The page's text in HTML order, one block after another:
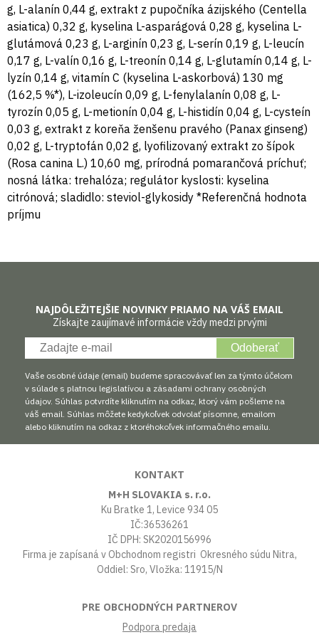
g, L-alanín 0,44 g, extrakt z pupočníka ázijského (Centella
asiatica) 0,32 g, kyselina L-asparágová 0,28 g, kyselina L-
glutámová 0,23 g, L-arginín 0,23 g, L-serín 0,19 g, L-leucín
0,17 g, L-valín 0,16 g, L-treonín 0,14 g, L-glutamín 0,14 g, L-
lyzín 0,14 g, vitamín C (kyselina L-askorbová) 130 mg
(162,5 %*), L-izoleucín 0,09 g, L-fenylalanín 0,08 g, L-
tyrozín 0,05 g, L-metionín 0,04 g, L-histidín 0,04 g, L-cysteín
0,03 g, extrakt z koreňa ženšenu pravého (Panax ginseng)
0,02 g, L-tryptofán 0,02 g, lyofilizovaný extrakt zo šípok
(Rosa canina L.) 10,60 mg, prírodná pomarančová príchuť;
nosná látka: trehalóza; regulátor kyslosti: kyselina
citrónová; sladidlo: steviol-glykosidy *Referenčná hodnota
príjmu
NAJDÔLEŽITEJŠIE NOVINKY PRIAMO NA VÁŠ EMAIL
Získajte zaujímavé informácie vždy medzi prvými
Odoberať
Vaše osobné údaje (email) budeme spracovávať len za týmto účelom
v súlade s platnou legislatívou a zásadami ochrany osobných
údajov. Súhlas potvrdíte kliknutím na odkaz, ktorý vám pošleme na
váš email. Súhlas môžete kedykoľvek odvolať písomne, emailom
alebo kliknutím na odkaz z ktoréhokoľvek informačného emailu.
KONTAKT
M+H SLOVAKIA s. r.o.
Ku Bratke 1, Levice 934 05
IČ:36536261
IČ DPH: SK2020156996
Firma je zapísaná v Obchodnom registri Okresného súdu Nitra,
Oddiel: Sro, Vložka: 11915/N
PRE OBCHODNÝCH PARTNEROV
Podpora predaja